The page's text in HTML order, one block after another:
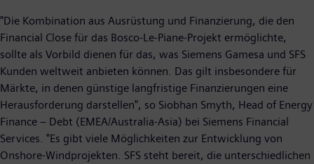
"Die Kombination aus Ausrüstung und Finanzierung, die den
Financial Close für das Bosco-Le-Piane-Projekt ermöglichte,
sollte als Vorbild dienen für das, was Siemens Gamesa und SFS
Kunden weltweit anbieten können. Das gilt insbesondere für
Märkte, in denen günstige langfristige Finanzierungen eine
Herausforderung darstellen", so Siobhan Smyth, Head of Energy
Finance – Debt (EMEA/Australia-Asia) bei Siemens Financial
Services. "Es gibt viele Möglichkeiten zur Entwicklung von
Onshore-Windprojekten. SFS steht bereit, die unterschiedlichen